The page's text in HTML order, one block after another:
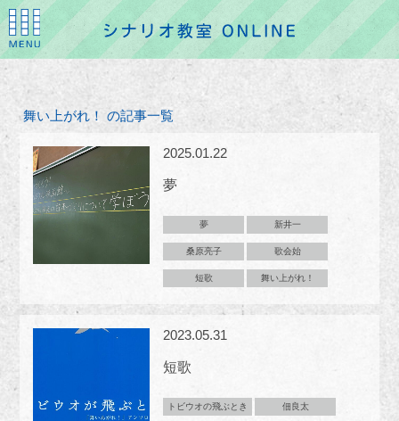
舞い上がれ！ の記事一覧
2025.01.22
夢
夢 新井一
桑原亮子 歌会始
短歌 舞い上がれ！
2023.05.31
短歌
トビウオの飛ぶとき 佃良太